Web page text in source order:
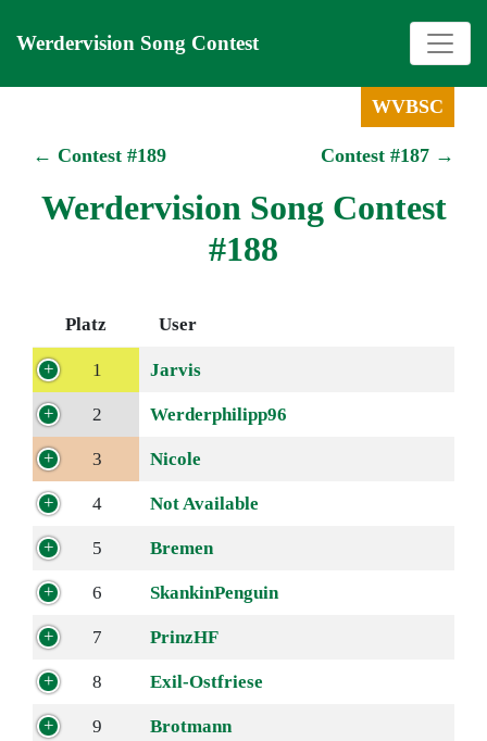
Werdervision Song Contest
WVBSC
Contest #187 →
← Contest #189
Werdervision Song Contest
#188
Platz User
1 Jarvis
2 Werderphilipp96
3 Nicole
4 Not Available
5 Bremen
6 SkankinPenguin
7 PrinzHF
8 Exil-Ostfriese
9 Brotmann